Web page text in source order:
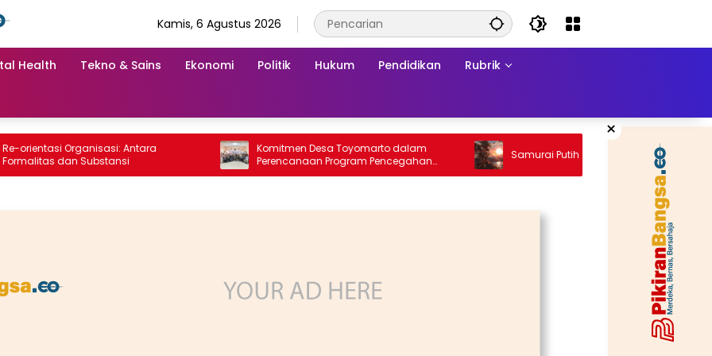
Kamis, 6 Agustus 2026
Health Tekno & Sains Ekonomi Politik Hukum Pendidikan Rubrik
×
Organisasi: Antara
dan Substansi
Komitmen Desa Toyomarto dalam
Perencanaan Program Pencegahan
Stunting melalui ‎Rembuk Stunting Desa
Samurai Putih